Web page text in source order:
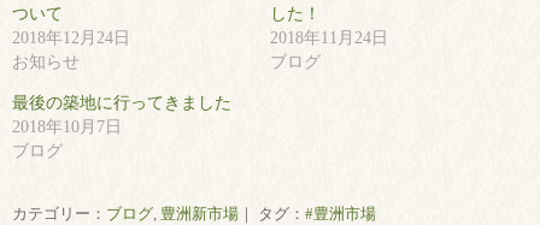
ついて
2018年12月24日
お知らせ
した！
2018年11月24日
ブログ
最後の築地に行ってきました
2018年10月7日
ブログ
カテゴリー： ブログ 豊洲新市場 ｜ タグ： #豊洲市場